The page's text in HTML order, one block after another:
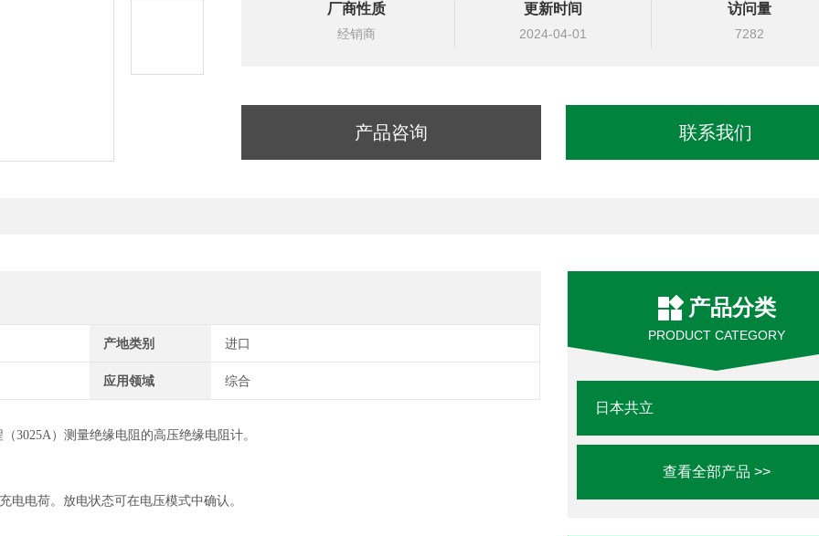
厂商性质
经销商
更新时间
2024-04-01
访问量
7282
产品咨询 联系我们
产品分类
PRODUCT CATEGORY
日本共立
查看全部产品 >>
产地类别 进口
应用领域 综合
3025A）测量绝缘电阻的高压绝缘电阻计。
电电荷。放电状态可在电压模式中确认。